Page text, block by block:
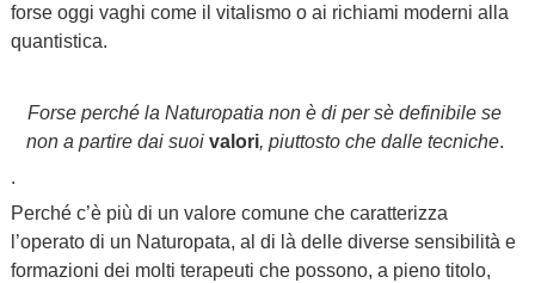
forse oggi vaghi come il vitalismo o ai richiami moderni alla
quantistica.
Forse perché la Naturopatia non è di per sè definibile se
non a partire dai suoi valori, piuttosto che dalle tecniche.
.
Perché c’è più di un valore comune che caratterizza
l’operato di un Naturopata, al di là delle diverse sensibilità e
formazioni dei molti terapeuti che possono, a pieno titolo,